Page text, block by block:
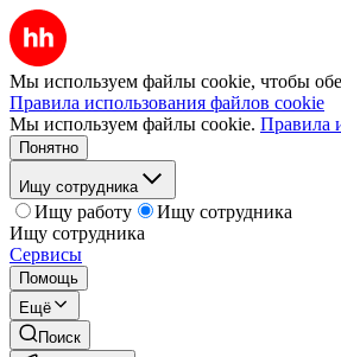
Мы используем файлы cookie, чтобы
Правила использования файлов cookie
Мы используем файлы cookie. Правила
Понятно
Ищу сотрудника
Ищу работу
Ищу сотрудника
Ищу сотрудника
Сервисы
Помощь
Ещё
Поиск